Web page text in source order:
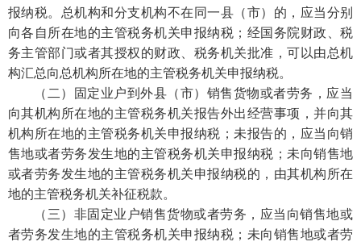
报纳税。总机构和分支机构不在同一县（市）的，应当分别
向各自所在地的主管税务机关申报纳税；经国务院财政、税
务主管部门或者其授权的财政、税务机关批准，可以由总机
构汇总向总机构所在地的主管税务机关申报纳税。
（二）固定业户到外县（市）销售货物或者劳务，应当
向其机构所在地的主管税务机关报告外出经营事项，并向其
机构所在地的主管税务机关申报纳税；未报告的，应当向销
售地或者劳务发生地的主管税务机关申报纳税；未向销售地
或者劳务发生地的主管税务机关申报纳税的，由其机构所在
地的主管税务机关补征税款。
（三）非固定业户销售货物或者劳务，应当向销售地或
者劳务发生地的主管税务机关申报纳税；未向销售地或者劳